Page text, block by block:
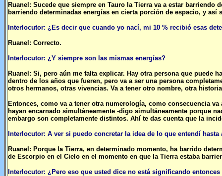
Ruanel: Sucede que siempre en Tauro la Tierra va a estar
barriendo determinadas energías en cierta porción de espacio, y así
Interlocutor: ¿Es decir que cuando yo nací, mi 10 % recibió esas
Ruanel: Correcto.
Interlocutor: ¿Y siempre son las mismas energías?
Ruanel: Si, pero aún me falta explicar. Hay otra persona que puede
dentro de los años que fueren, pero va a ser una persona
otros hermanos, otras vivencias. Va a tener otro nombre, otra
Entonces, como va a tener otra numerología, como consecuencia
hayan encarnado simultáneamente -digo simultáneamente porque
embargo son completamente distintos. Ahí te das cuenta que la
Interlocutor: A ver si puedo concretar la idea de lo que entendí
Ruanel: Porque la Tierra, en determinado momento, ha barrido
de Escorpio en el Cielo en el momento en que la Tierra estaba
Interlocutor: ¿Pero eso que usted dice no está significando